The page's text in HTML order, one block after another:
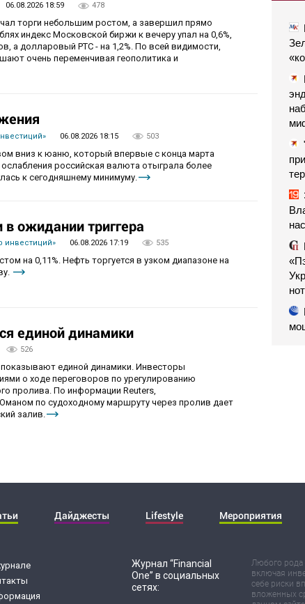
06.08.2026 18:59 478
торги небольшим ростом, а завершил прямо
индекс Московской биржи к вечеру упал на 0,6%,
а долларовый РТС - на 1,2%. По всей видимости,
очень переменчивая геополитика и
06.08.2026 18:15 503
вниз к юаню, который впервые с конца марта
российская валюта отыграла более
к сегодняшнему минимуму.
в ожидании триггера
инвестиций» 06.08.2026 17:19 535
на 0,11%. Нефть торгуется в узком диапазоне на
единой динамики
526
единой динамики. Инвесторы
о ходе переговоров по урегулированию
пролива. По информации Reuters,
по судоходному маршруту через пролив дает
залив.
Дайджесты Lifestyle Мероприятия
Журнал “Financial
One” в социальных
сетях:
Любого рода
включая
себе риски
вложенных